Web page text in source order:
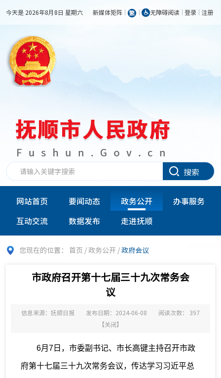
今天是 2026年8月8日 星期六 新媒体矩阵 无障碍阅读 登录 注册
搜索
网站首页 要闻动态 政务公开
办事服务
互动交流
数据发布 走进抚顺
您现在的位置： 首页 /政务公开 /政府会议
市政府召开第十七届三十九次常务会
议
信息来源：抚顺日报 发布日期：2024-06-08 阅读次数： 397
【关闭】
6月7日，市委副书记、市长高键主持召开市政
府第十七届三十九次常务会议，传达学习习近平总